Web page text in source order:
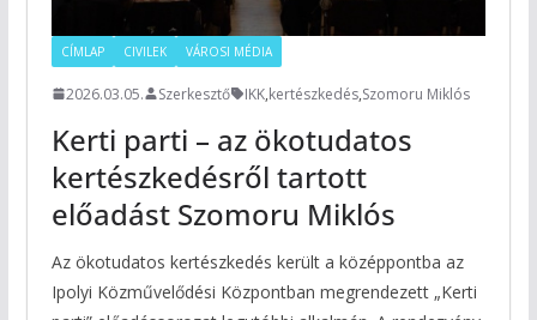
CÍMLAP CIVILEK VÁROSI MÉDIA
2026.03.05. Szerkesztő IKK,kertészkedés,Szomoru Miklós
Kerti parti – az ökotudatos
kertészkedésről tartott
előadást Szomoru Miklós
Az ökotudatos kertészkedés került a középpontba az
Ipolyi Közművelődési Központban megrendezett „Kerti